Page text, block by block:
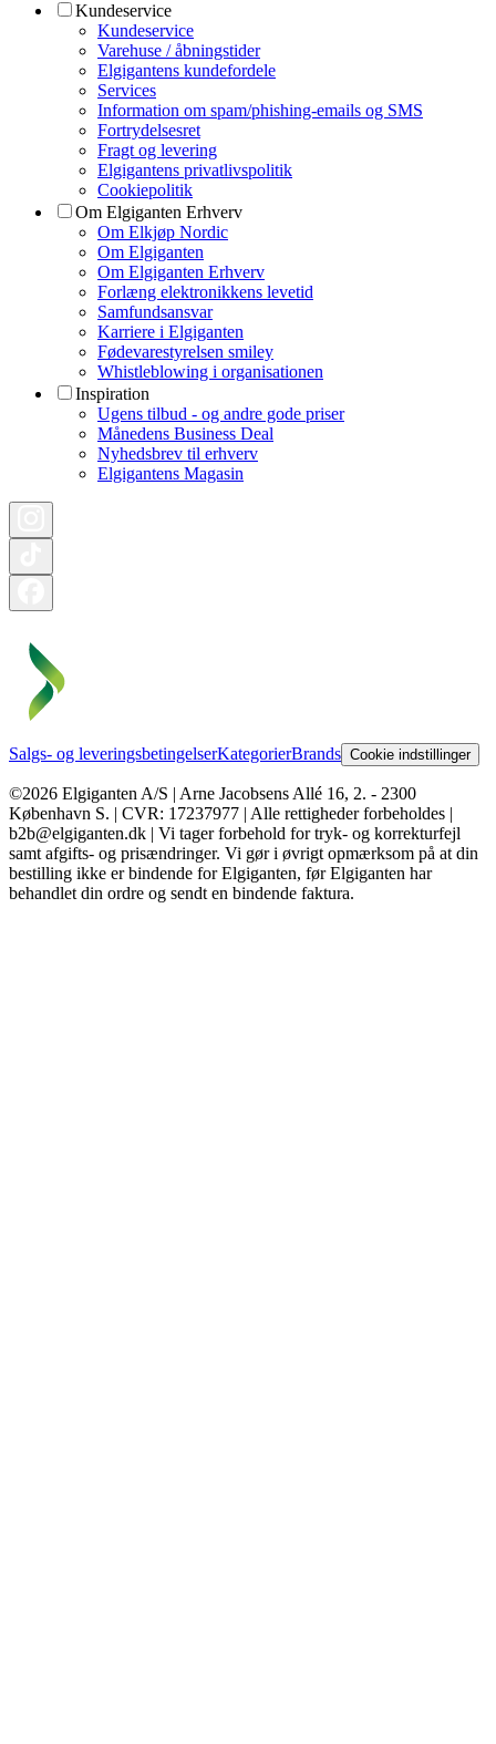
Kundeservice
Kundeservice
Varehuse / åbningstider
Elgigantens kundefordele
Services
Information om spam/phishing-emails og SMS
Fortrydelsesret
Fragt og levering
Elgigantens privatlivspolitik
Cookiepolitik
Om Elgiganten Erhverv
Om Elkjøp Nordic
Om Elgiganten
Om Elgiganten Erhverv
Forlæng elektronikkens levetid
Samfundsansvar
Karriere i Elgiganten
Fødevarestyrelsen smiley
Whistleblowing i organisationen
Inspiration
Ugens tilbud - og andre gode priser
Månedens Business Deal
Nyhedsbrev til erhverv
Elgigantens Magasin
Salgs- og leveringsbetingelserKategorierBrands Cookie indstillinger
©2026 Elgiganten A/S | Arne Jacobsens Allé 16, 2. - 2300
København S. | CVR: 17237977 | Alle rettigheder forbeholdes |
b2b@elgiganten.dk | Vi tager forbehold for tryk- og korrekturfejl
samt afgifts- og prisændringer. Vi gør i øvrigt opmærksom på at din
bestilling ikke er bindende for Elgiganten, før Elgiganten har
behandlet din ordre og sendt en bindende faktura.